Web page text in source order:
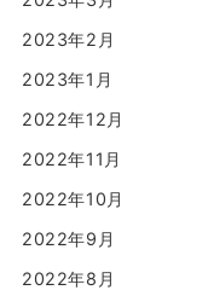
2023年2月
2023年1月
2022年12月
2022年11月
2022年10月
2022年9月
2022年8月